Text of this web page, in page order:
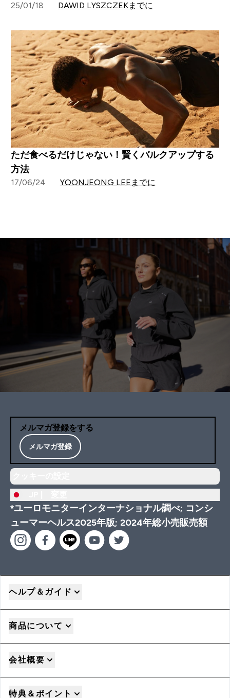
25/01/18 DAWID LYSZCZEKまでに
ただ食べるだけじゃない！賢くバルクアップする
方法
17/06/24 YOONJEONG LEEまでに
メルマガ登録をする
メルマガ登録
*ユーロモニターインターナショナル調べ; コンシ
ューマーヘルス2025年版; 2024年総小売販売額
ヘルプ＆ガイド
商品について
会社概要
特典＆ポイント